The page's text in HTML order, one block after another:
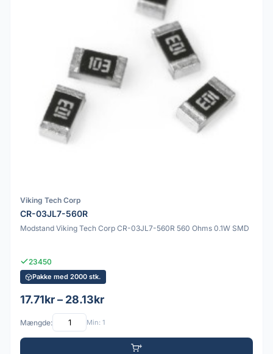
Viking Tech Corp
CR-03JL7-560R
Modstand Viking Tech Corp CR-03JL7-560R 560 Ohms 0.1W SMD
23450
Pakke med 2000 stk.
17.71kr – 28.13kr
Mængde: Min: 1